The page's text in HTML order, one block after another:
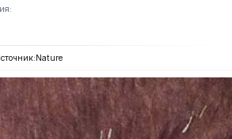
Nature